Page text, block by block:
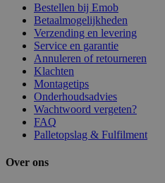
Bestellen bij Emob
Betaalmogelijkheden
Verzending en levering
Service en garantie
Annuleren of retourneren
Klachten
Montagetips
Onderhoudsadvies
Wachtwoord vergeten?
FAQ
Palletopslag & Fulfilment
Over ons